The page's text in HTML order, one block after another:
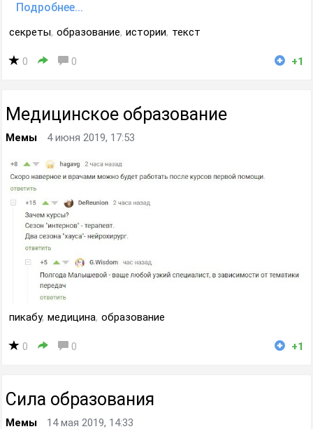
Подробнее...
секреты, образование, истории, текст
0 0 +1
Медицинское образование
Мемы 4 июня 2019, 17:53
пикабу, медицина, образование
0 0 +1
Сила образования
Мемы 14 мая 2019, 14:33